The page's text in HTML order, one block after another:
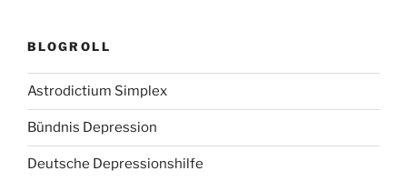
BLOGROLL
Astrodictium Simplex
Bündnis Depression
Deutsche Depressionshilfe